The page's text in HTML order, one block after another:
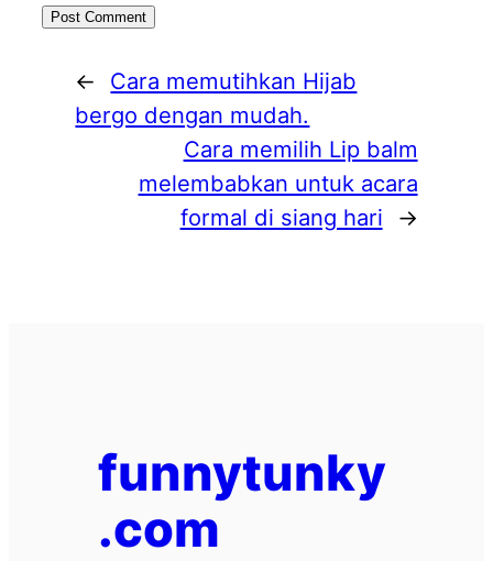
←
Cara memutihkan Hijab
bergo dengan mudah.
Cara memilih Lip balm
melembabkan untuk acara
formal di siang hari
→
funnytunky
.com